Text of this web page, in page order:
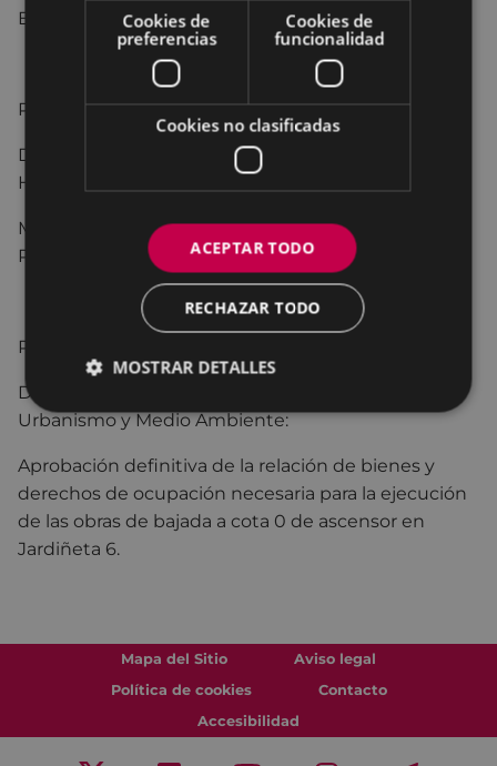
EIBAR CENTRO COMERCIAL ABIERTO
PUNTO 5º
Dictamen dela Comisiónde Trabajo de Cuentas,
Hacienda y Patrimonio.
Modificación de Ordenanzas Fiscales y de Precios
Públicos.
PUNTO 6º
Dictamen de la Comisiónd e Trabajo de Obras,
Urbanismo y Medio Ambiente:
Aprobación definitiva de la relación de bienes y
derechos de ocupación necesaria para la ejecución
de las obras de bajada a cota 0 de ascensor en
Jardiñeta 6.
Mapa del Sitio
Aviso legal
Política de cookies
Contacto
Accesibilidad
Cookies de
preferencias
Cookies de
funcionalidad
Cookies no clasificadas
ACEPTAR TODO
RECHAZAR TODO
MOSTRAR DETALLES